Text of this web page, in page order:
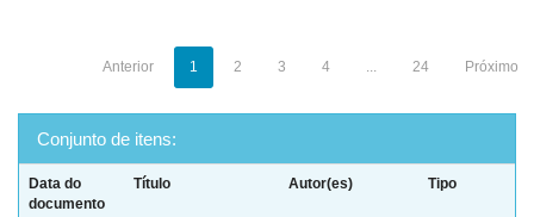
Anterior 1 2 3 4 ... 24 Próximo
Conjunto de itens:
Data do
documento
Título Autor(es) Tipo